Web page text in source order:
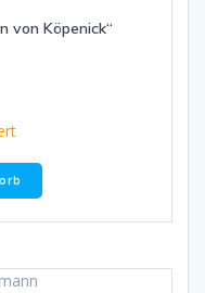
von Köpenick“